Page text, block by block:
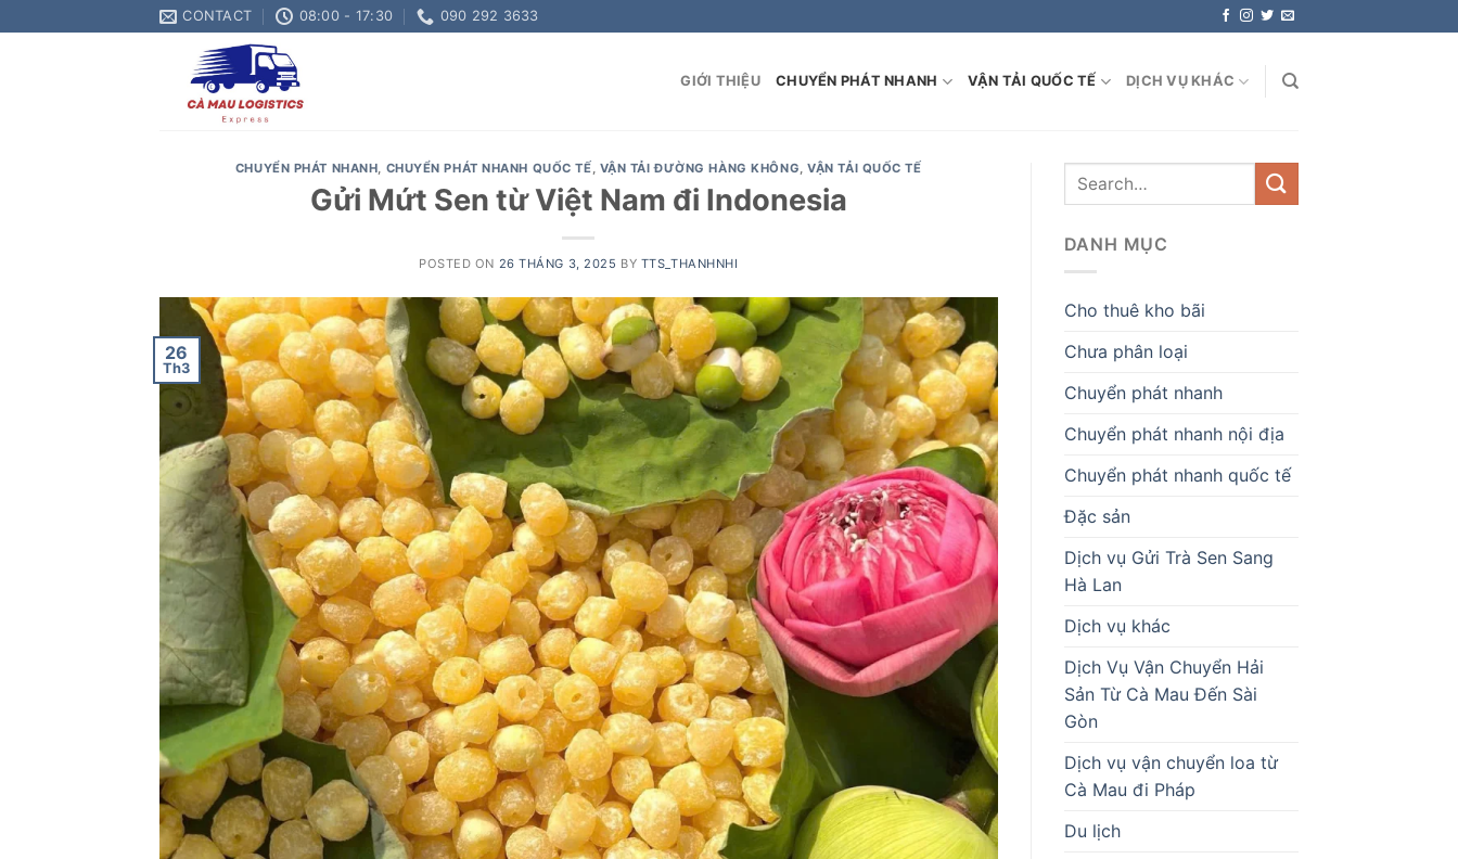
to
CONTACT 08:00 - 17:30 090 292 3633
GIỚI THIỆU CHUYỂN PHÁT NHANH VẬN TẢI QUỐC TẾ DỊCH VỤ KHÁC
CHUYỂN PHÁT NHANH, CHUYỂN PHÁT NHANH QUỐC TẾ, VẬN TẢI ĐƯỜNG HÀNG KHÔNG,VẬN TẢI QUỐC TẾ
Gửi Mứt Sen từ Việt Nam đi Indonesia
POSTED ON 26 THÁNG 3, 2025 BY TTS_THANHNHI
26
Th3
DANH MỤC
Cho thuê kho bãi
Chưa phân loại
Chuyển phát nhanh
Chuyển phát nhanh nội địa
Chuyển phát nhanh quốc tế
Đặc sản
Dịch vụ Gửi Trà Sen Sang
Hà Lan
Dịch vụ khác
Dịch Vụ Vận Chuyển Hải
Sản Từ Cà Mau Đến Sài
Gòn
Dịch vụ vận chuyển loa từ
Cà Mau đi Pháp
Du lịch